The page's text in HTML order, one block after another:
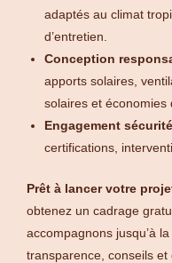
adaptés au climat
d’entretien.
Conception
apports solaires,
solaires et économies
Engagement sécurité
certifications,
Prêt à lancer votre
obtenez un cadrage
accompagnons jusqu’à
transparence, conseils et